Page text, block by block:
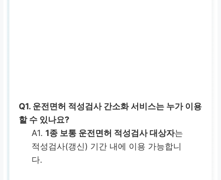
Q1. 운전면허 적성검사 간소화 서비스는 누가 이용
할 수 있나요?
A1. 1종 보통 운전면허 적성검사 대상자는
적성검사(갱신) 기간 내에 이용 가능합니
다.